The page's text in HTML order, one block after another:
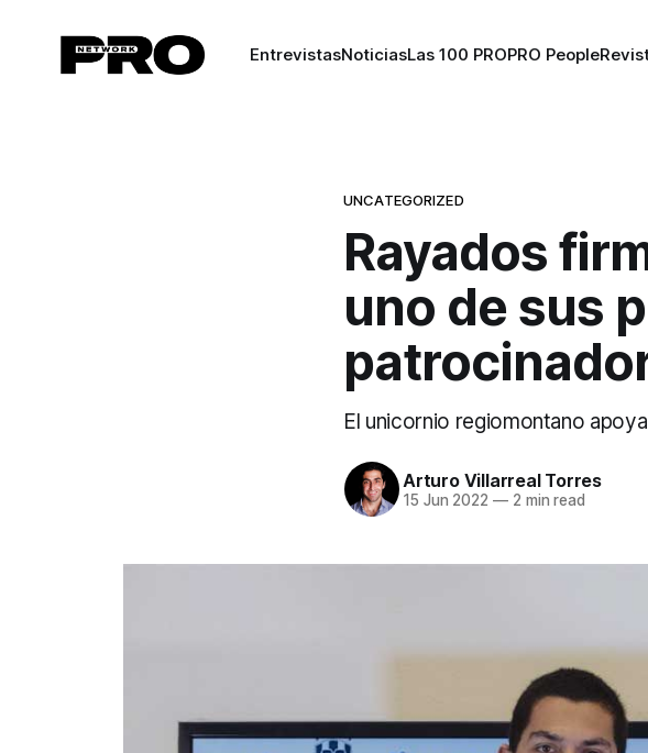
EntrevistasNoticiasLas 100 PROPRO People
UNCATEGORIZED
Rayados
uno de sus
El unicornio regiomontano
Arturo Villarreal Torres
15 Jun 2022 —2 min read